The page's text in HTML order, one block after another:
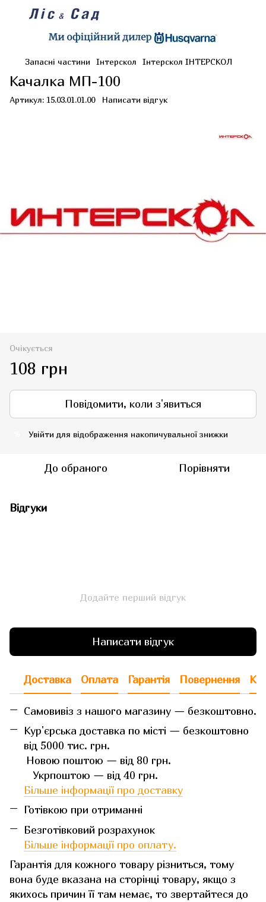
Запасні частини Інтерскол Інтерскол ІНТЕРСКОЛ
Качалка МП-100
Артикул: 15.03.01.01.00 Написати відгук
Очікується
108 грн
Повідомити, коли з'явиться
Увійти для відображення накопичувальної знижки
До обраного Порівняти
Відгуки
Додайте перший відгук
Написати відгук
Доставка Оплата Гарантія Повернення
Самовивіз з нашого магазину — безкоштовно.
Кур'єрська доставка по місті — безкоштовно
від 5000 тис. грн.
Новою поштою — від 80 грн.
Укрпоштою — від 40 грн.
Більше інформації про доставку
Готівкою при отриманні
Безготівковий розрахунок
Більше інформації про оплату.
Гарантія для кожного товару різниться, тому
вона буде вказана на сторінці товару, якщо з
якихось причин її там немає, то звертайтеся до